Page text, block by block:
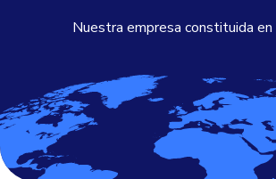
Nuestra empresa constituida en